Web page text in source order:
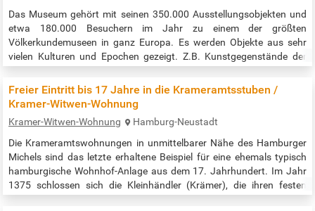
Das Museum gehört mit seinen 350.000 Ausstellungsobjekten und
etwa 180.000 Besuchern im Jahr zu einem der größten
Völkerkundemuseen in ganz Europa. Es werden Objekte aus sehr
vielen Kulturen und Epochen gezeigt. Z.B. Kunstgegenstände der
Ägypter, des südlichen Afrikas uvm. Eine wertvolle, vielfältige und
spannende Zeitreise durch alle möglichen Kulturen erwartet sie.
Freier Eintritt bis 17 Jahre in die Krameramtsstuben /
Kramer-Witwen-Wohnung
Kramer-Witwen-Wohnung
Hamburg-Neustadt
Die Krameramtswohnungen in unmittelbarer Nähe des Hamburger
Michels sind das letzte erhaltene Beispiel für eine ehemals typisch
hamburgische Wohnhof-Anlage aus dem 17. Jahrhundert. Im Jahr
1375 schlossen sich die Kleinhändler (Krämer), die ihren festen